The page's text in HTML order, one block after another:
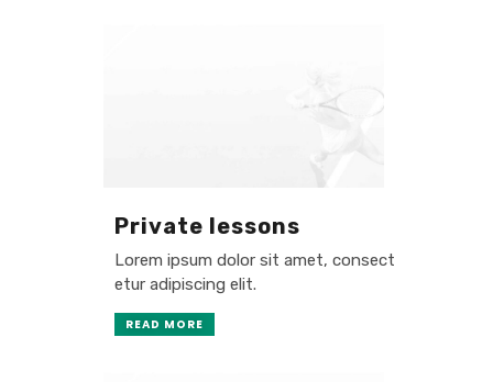
Private lessons
Lorem ipsum dolor sit amet, consect
etur adipiscing elit.
READ MORE